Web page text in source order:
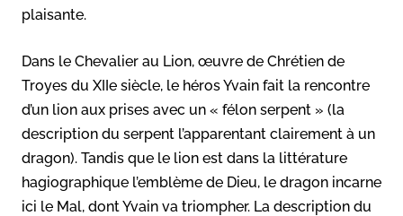
plaisante.
Dans le Chevalier au Lion, œuvre de Chrétien de
Troyes du XIIe siècle, le héros Yvain fait la rencontre
d’un lion aux prises avec un « félon serpent » (la
description du serpent l’apparentant clairement à un
dragon). Tandis que le lion est dans la littérature
hagiographique l’emblème de Dieu, le dragon incarne
ici le Mal, dont Yvain va triompher. La description du